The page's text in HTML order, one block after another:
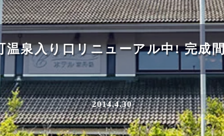
温泉入り口リニューアル中! 完成
2014.4.30